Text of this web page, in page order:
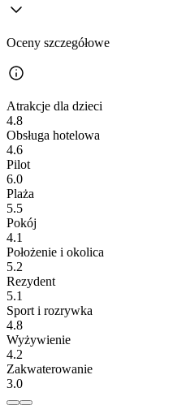
Oceny szczegółowe
Atrakcje dla dzieci
4.8
Obsługa hotelowa
4.6
Pilot
6.0
Plaża
5.5
Pokój
4.1
Położenie i okolica
5.2
Rezydent
5.1
Sport i rozrywka
4.8
Wyżywienie
4.2
Zakwaterowanie
3.0